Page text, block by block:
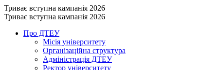
Триває вступна кампанія 2026
Триває вступна кампанія 2026
Про ДТЕУ
Місія університету
Організаційна структура
Адміністрація ДТЕУ
Ректор університету